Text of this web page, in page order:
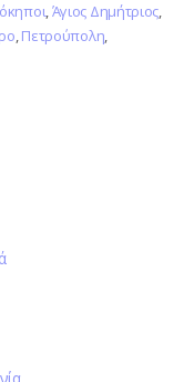
,Άγιος Δημήτριος,
,Πετρούπολη,